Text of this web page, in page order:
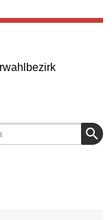
search